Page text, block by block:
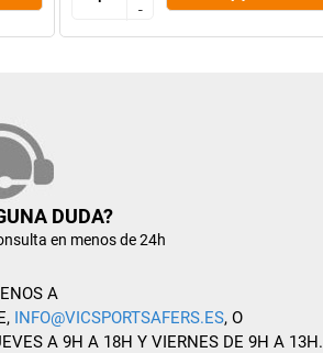
--
DUDA?
en menos de 24h
A
INFO@VICSPORTSAFERS.ES, O
A 9H A 18H Y VIERNES DE 9H A 13H.